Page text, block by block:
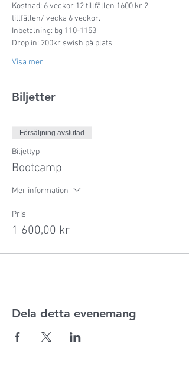
Kostnad: 6 veckor 12 tillfällen 1600 kr 2
tillfällen/ vecka 6 veckor.
Inbetalning: bg 110-1153
Drop in: 200kr swish på plats
Visa mer
Biljetter
Försäljning avslutad
Biljettyp
Bootcamp
Mer information
Pris
1 600,00 kr
Dela detta evenemang